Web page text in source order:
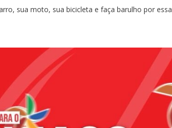
sua moto, sua bicicleta e faça barulho por essa